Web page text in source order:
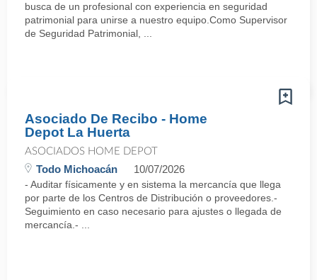
busca de un profesional con experiencia en seguridad
patrimonial para unirse a nuestro equipo.Como Supervisor
de Seguridad Patrimonial, ...
Asociado De Recibo - Home
Depot La Huerta
ASOCIADOS HOME DEPOT
Todo Michoacán 10/07/2026
- Auditar físicamente y en sistema la mercancía que llega
por parte de los Centros de Distribución o proveedores.-
Seguimiento en caso necesario para ajustes o llegada de
mercancía.- ...